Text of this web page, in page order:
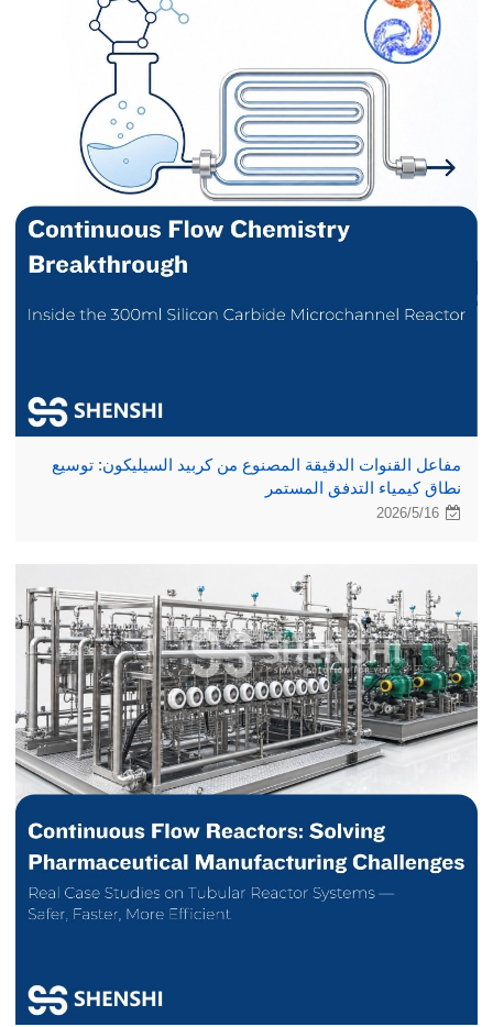
مفاعل القنوات الدقيقة المصنوع من كربيد السيليكون: توسيع
نطاق كيمياء التدفق المستمر
2026/5/16